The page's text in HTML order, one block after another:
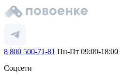
8 800 500-71-81 Пн-Пт 09:00-18:00
Соцсети